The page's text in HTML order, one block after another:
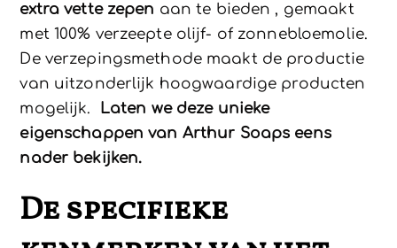
extra vette zepen aan te bieden , gemaakt
met 100% verzeepte olijf- of zonnebloemolie.
De verzepingsmethode maakt de productie
van uitzonderlijk hoogwaardige producten
mogelijk.
Laten we deze unieke
eigenschappen van Arthur Soaps eens
nader bekijken.
De specifieke